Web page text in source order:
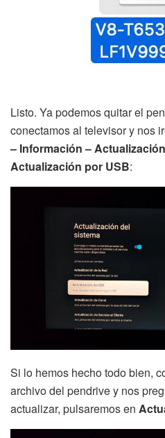
Listo. Ya podemos quitar el
conectamos al televisor y nos
– Información –
Actualización por USB:
Si lo hemos hecho todo bien,
archivo del pendrive y nos
actualizar, pulsaremos en